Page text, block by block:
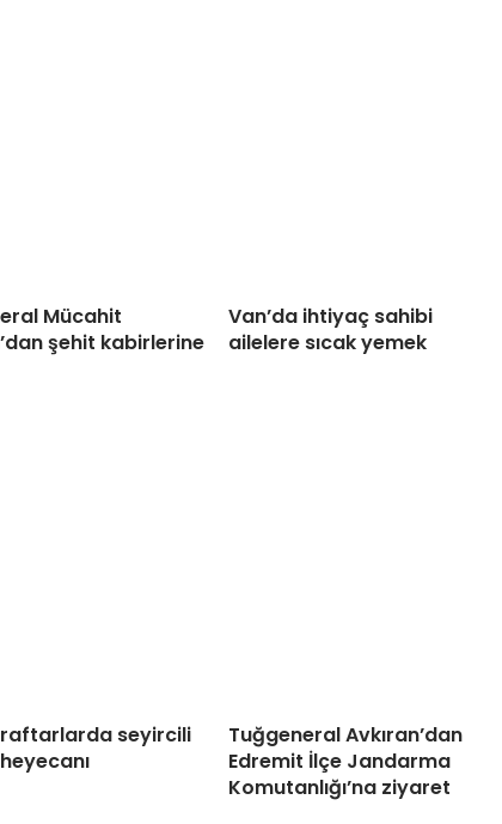
Mücahit
şehit kabirlerine
Van’da ihtiyaç sahibi
ailelere sıcak yemek
seyircili
Tuğgeneral Avkıran’dan
Edremit İlçe Jandarma
Komutanlığı’na ziyaret